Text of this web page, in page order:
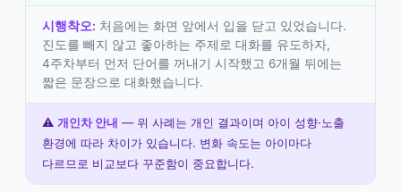
시행착오: 처음에는 화면 앞에서 입을 닫고 있었습니다.
진도를 빼지 않고 좋아하는 주제로 대화를 유도하자,
4주차부터 먼저 단어를 꺼내기 시작했고 6개월 뒤에는
짧은 문장으로 대화했습니다.
⚠️ 개인차 안내 — 위 사례는 개인 결과이며 아이 성향·노출
환경에 따라 차이가 있습니다. 변화 속도는 아이마다
다르므로 비교보다 꾸준함이 중요합니다.